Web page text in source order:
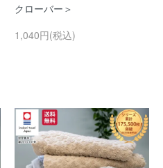
クローバー＞
1,040円(税込)